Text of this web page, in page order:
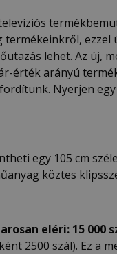
ezzel
lehet. Az új,
érték arányú
Nyerjen
egy 105 cm
köztes
eléri: 15 000
2500 szál). Ez a